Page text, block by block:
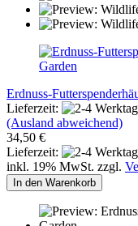
Erdnuss-
Lieferzeit:
(Ausland abweichend)
34,50 €
Lieferzeit:
inkl. 19% MwSt. zzgl.
In den Warenkorb